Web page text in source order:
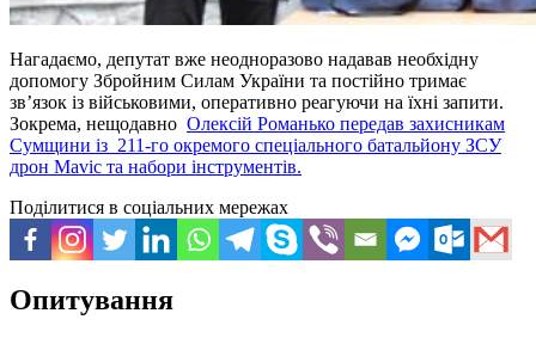
Нагадаємо, депутат вже неодноразово надавав необхідну
допомогу Збройним Силам України та постійно тримає
зв’язок із військовими, оперативно реагуючи на їхні запити.
Зокрема, нещодавно Олексій Романько передав захисникам
Сумщини із 211-го окремого спеціального батальйону ЗСУ
дрон Mavic та набори інструментів.
Поділитися в соціальних мережах
Опитування